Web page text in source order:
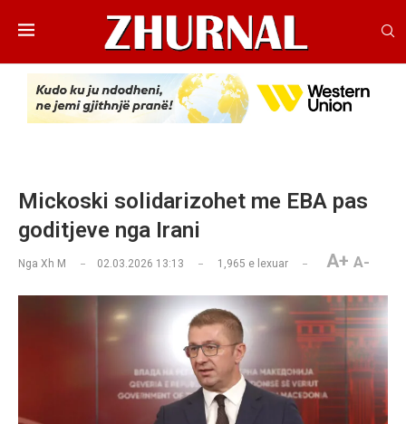
Mickoski solidarizohet me EBA pas
goditjeve nga Irani
Nga Xh M 02.03.2026 13:13 1,965 e lexuar A+ A-